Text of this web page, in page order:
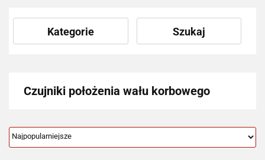
Kategorie Szukaj
Czujniki położenia wału korbowego